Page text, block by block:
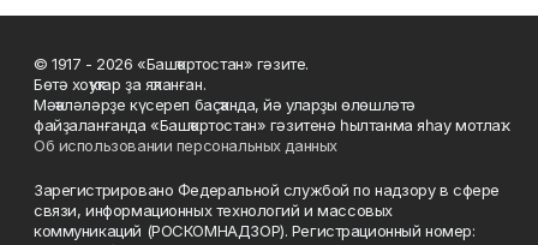
© 1917 - 2026 «Башҡортостан» гәзите.
Бөтә хоҡуҡтар ҙа яҡланған.
Мәҡәләләрҙе күсереп баҫҡанда, йә уларҙы өлөшләтә
файҙаланғанда «Башҡортостан» гәзитенә һылтанма яһау мотлаҡ.
Об использовании персональных данных
Зарегистрировано Федеральной службой по надзору в сфере
связи, информационных технологий и массовых
коммуникаций (РОСКОМНАДЗОР). Регистрационный номер: